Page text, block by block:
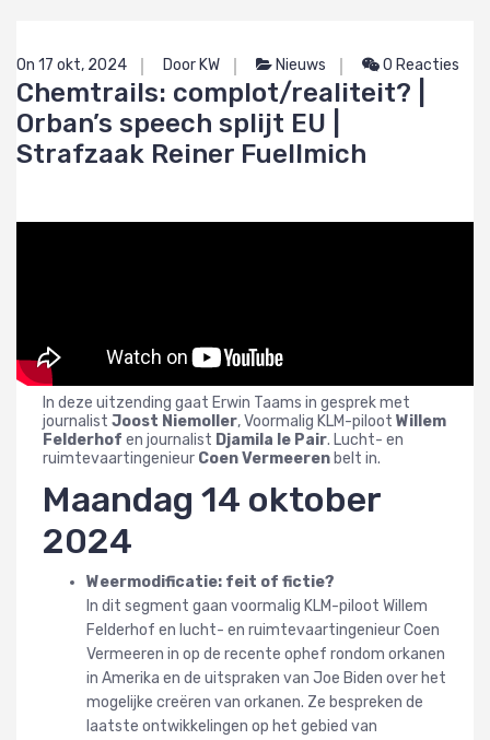
On 17 okt, 2024 Door KW Nieuws 0 Reacties
Chemtrails: complot/realiteit? |
Orban’s speech splijt EU |
Strafzaak Reiner Fuellmich
In deze uitzending gaat Erwin Taams in gesprek met
journalist Joost Niemoller, Voormalig KLM-piloot Willem
Felderhof en journalist Djamila le Pair. Lucht- en
ruimtevaartingenieur Coen Vermeeren belt in.
Maandag 14 oktober
2024
Weermodificatie: feit of fictie?
In dit segment gaan voormalig KLM-piloot Willem
Felderhof en lucht- en ruimtevaartingenieur Coen
Vermeeren in op de recente ophef rondom orkanen
in Amerika en de uitspraken van Joe Biden over het
mogelijke creëren van orkanen. Ze bespreken de
laatste ontwikkelingen op het gebied van